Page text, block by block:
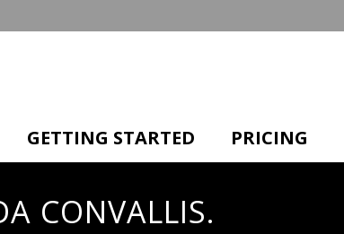
GETTING STARTED PRICING
CONVALLIS.